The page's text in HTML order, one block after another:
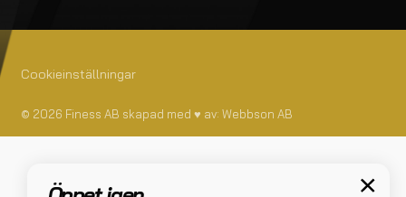
Cookieinställningar
© 2026 Finess AB skapad med ♥ av: Webbson AB